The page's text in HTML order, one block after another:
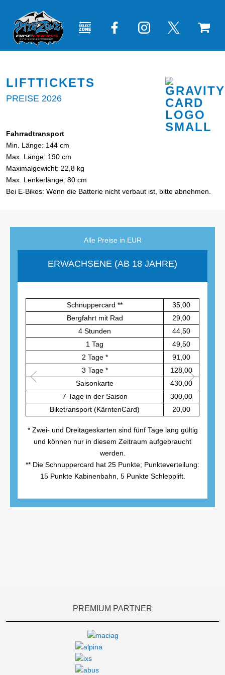
LIFTTICKETS
PREISE 2026
Fahrradtransport
Min. Länge: 144 cm
Max. Länge: 190 cm
Maximalgewicht: 22,8 kg
Max. Lenkerlänge: 80 cm
Bei E-Bikes: Wenn die Batterie nicht verbaut ist, bitte abnehmen.
Alle Preise in EUR
ERWACHSENE (AB 18 JAHRE)
Schnuppercard **
35,00
Bergfahrt mit Rad
29,00
4 Stunden
44,50
1 Tag
49,50
2 Tage *
91,00
3 Tage *
128,00
Saisonkarte
430,00
7 Tage in der Saison
300,00
Biketransport (KärntenCard)
20,00
* Zwei- und Dreitageskarten sind fünf Tage lang gültig
und können nur in diesem Zeitraum aufgebraucht
werden.
** Die Schnuppercard hat 25 Punkte; Punkteverteilung:
15 Punkte Kabinenbahn, 5 Punkte Schlepplift.
PREMIUM PARTNER